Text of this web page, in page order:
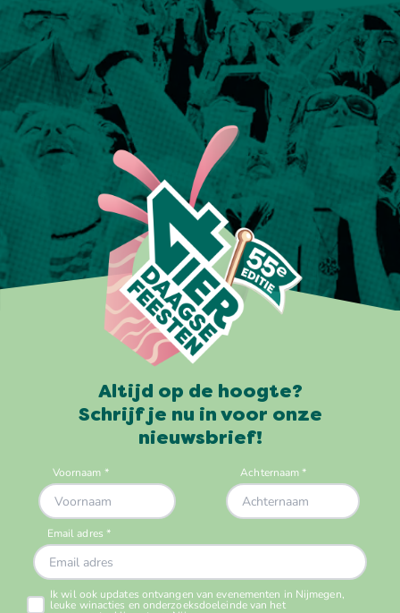
Altijd op de hoogte?
Schrijf je nu in voor onze
nieuwsbrief!